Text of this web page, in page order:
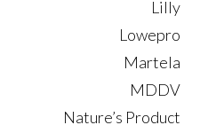
Lilly
Lowepro
Martela
MDDV
Nature’s Product